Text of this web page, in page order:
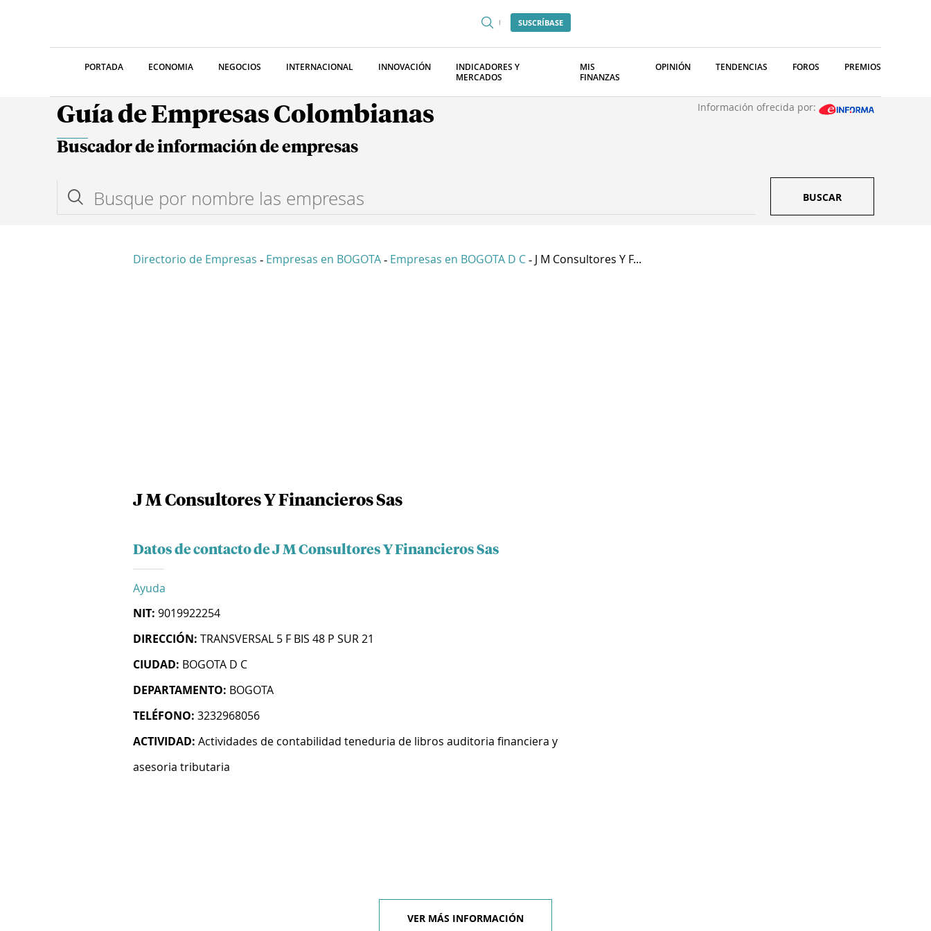
SUSCRÍBASE
PORTADA ECONOMIA NEGOCIOS INTERNACIONAL INNOVACIÓN
INDICADORES Y
MERCADOS
MIS
FINANZAS
OPINIÓN TENDENCIAS FOROS PREMIOS
Guía de Empresas Colombianas Información ofrecida por:
Buscador de información de empresas
BUSCAR
Directorio de Empresas - Empresas en BOGOTA - Empresas en BOGOTA D C - J M Consultores Y F...
J M Consultores Y Financieros Sas
Datos de contacto de J M Consultores Y Financieros Sas
Ayuda
NIT: 9019922254
DIRECCIÓN: TRANSVERSAL 5 F BIS 48 P SUR 21
CIUDAD: BOGOTA D C
DEPARTAMENTO: BOGOTA
TELÉFONO: 3232968056
ACTIVIDAD: Actividades de contabilidad teneduria de libros auditoria financiera y
asesoria tributaria
VER MÁS INFORMACIÓN